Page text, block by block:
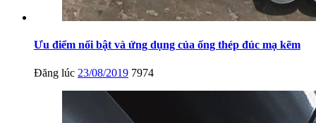
Ưu điểm nổi bật và ứng dụng của ống thép đúc mạ kẽm
Đăng lúc 23/08/2019 7974